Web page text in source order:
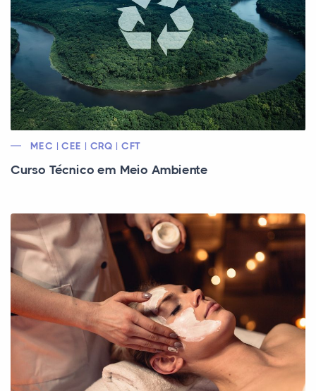
MEC | CEE | CRQ | CFT
Curso Técnico em Meio Ambiente